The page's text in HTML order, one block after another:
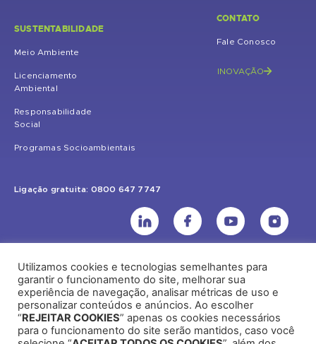
SUSTENTABILIDADE
Meio Ambiente
Licenciamento
Ambiental
Responsabilidade
Social
Programas Socioambientais
CONTATO
Fale Conosco
INOVAÇÃO
Ligação gratuita: 0800 647 7747
UHE Jirau
Rodovia BR-364, KM 824 S/Nº - Distrito de Jaci Paraná – Porto Velho
(RO) – CEP: 76840-000 – Telefone: (69) 2182.8600
Utilizamos cookies e tecnologias semelhantes para
garantir o funcionamento do site, melhorar sua
experiência de navegação, analisar métricas de uso e
personalizar conteúdos e anúncios. Ao escolher
“REJEITAR COOKIES” apenas os cookies necessários
para o funcionamento do site serão mantidos, caso você